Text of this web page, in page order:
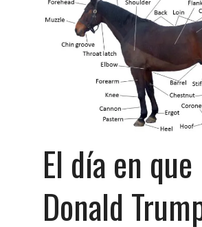
El día en que
Donald